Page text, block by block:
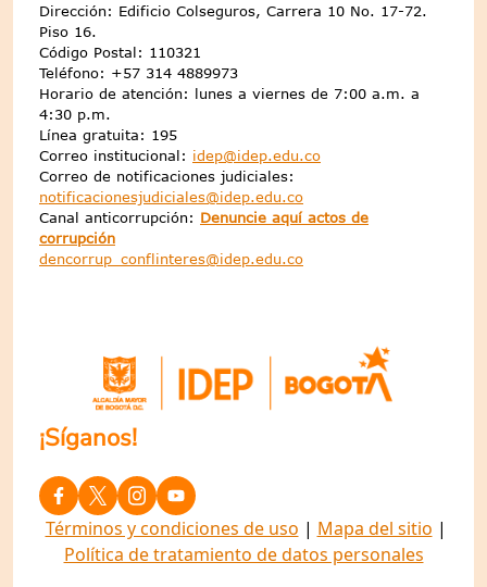
Dirección: Edificio Colseguros, Carrera 10 No. 17-72.
Piso 16.
Código Postal: 110321
Teléfono: +57 314 4889973
Horario de atención: lunes a viernes de 7:00 a.m. a
4:30 p.m.
Línea gratuita: 195
Correo institucional: idep@idep.edu.co
Correo de notificaciones judiciales:
notificacionesjudiciales@idep.edu.co
Canal anticorrupción: Denuncie aquí actos de
corrupción
dencorrup_conflinteres@idep.edu.co
¡Síganos!
Términos y condiciones de uso | Mapa del sitio |
Política de tratamiento de datos personales